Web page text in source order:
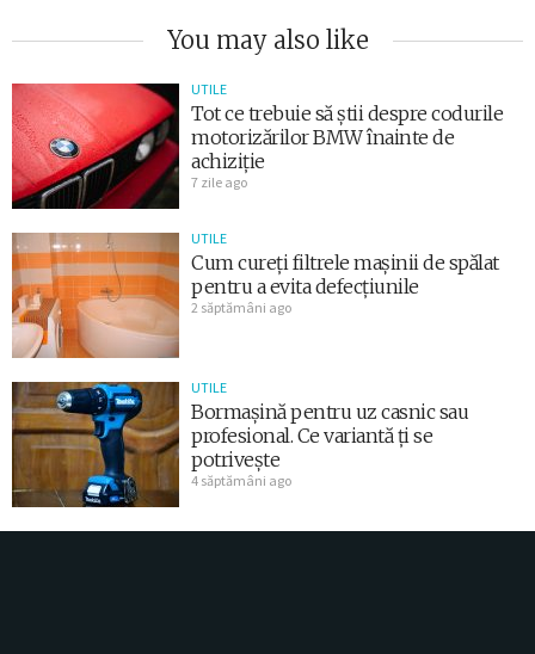
You may also like
UTILE
Tot ce trebuie să știi despre codurile
motorizărilor BMW înainte de
achiziție
7 zile ago
UTILE
Cum cureți filtrele mașinii de spălat
pentru a evita defecțiunile
2 săptămâni ago
UTILE
Bormașină pentru uz casnic sau
profesional. Ce variantă ți se
potrivește
4 săptămâni ago